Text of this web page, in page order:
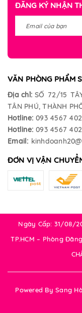
ĐĂNG KÝ NHẬN
VĂN PHÒNG PHẨM
Địa chỉ: SỐ 72/15
TÂN PHÚ, THÀNH
Hotline: 093 4567 402
Hotline: 093 4567 402
Email:
ĐƠN VỊ VẬN
Ngày Cấp: 31/08/
TP.HCM – Phòng
Powered By Sang